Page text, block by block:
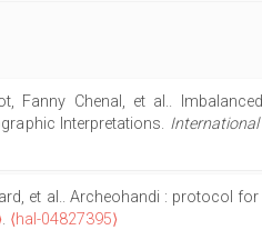
Fanny Chenal, et al..
Interpretations.
et al.. Archeohandi : protocol
. ⟨hal-04827395⟩